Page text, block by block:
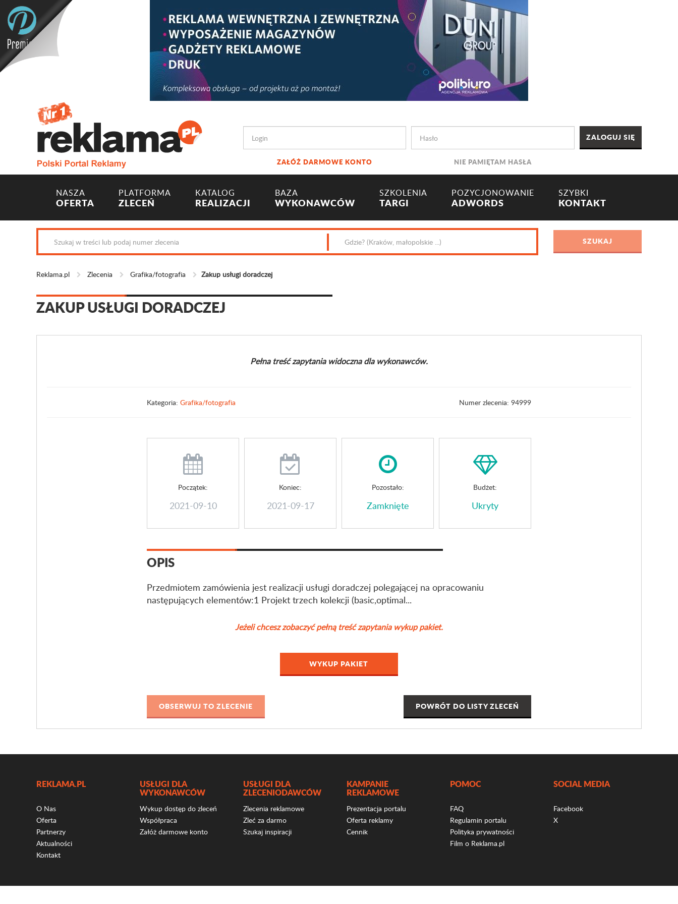
ZAŁÓŻ DARMOWE KONTO NIE PAMIĘTAM HASŁA
NASZA
OFERTA
PLATFORMA
ZLECEŃ
KATALOG
REALIZACJI
BAZA
WYKONAWCÓW
SZKOLENIA
TARGI
POZYCJONOWANIE
ADWORDS
SZYBKI
KONTAKT
Reklama.pl Zlecenia Grafika/fotografia Zakup usługi doradczej
ZAKUP USŁUGI DORADCZEJ
Pełna treść zapytania widoczna dla wykonawców.
Kategoria: Grafika/fotografia Numer zlecenia: 94999
Początek:
2021-09-10
Koniec:
2021-09-17
Pozostało:
Zamknięte
Budżet:
Ukryty
OPIS
Przedmiotem zamówienia jest realizacji usługi doradczej polegającej na opracowaniu
następujących elementów:1 Projekt trzech kolekcji (basic,optimal...
Jeżeli chcesz zobaczyć pełną treść zapytania wykup pakiet.
WYKUP PAKIET
POWRÓT DO LISTY ZLECEŃ
REKLAMA.PL
O Nas
Oferta
Partnerzy
Aktualności
Kontakt
USŁUGI DLA
WYKONAWCÓW
Wykup dostęp do zleceń
Współpraca
Załóż darmowe konto
USŁUGI DLA
ZLECENIODAWCÓW
Zlecenia reklamowe
Zleć za darmo
Szukaj inspiracji
KAMPANIE
REKLAMOWE
Prezentacja portalu
Oferta reklamy
Cennik
POMOC
FAQ
Regulamin portalu
Polityka prywatności
Film o Reklama.pl
SOCIAL MEDIA
Facebook
X